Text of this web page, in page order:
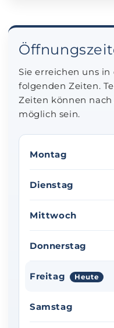
Sie erreichen uns in
folgenden Zeiten.
Zeiten können
möglich sein.
Montag
Dienstag
Mittwoch
Donnerstag
Freitag Heute
Samstag